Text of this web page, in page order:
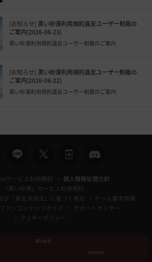
[お知らせ] 黒い砂漠利用規約違反ユーザー制裁の
ご案内(2026-06-23)
黒い砂漠利用規約違反ユーザー制裁のご案内
[お知らせ] 黒い砂漠利用規約違反ユーザー制裁の
ご案内(2026-06-22)
黒い砂漠利用規約違反ユーザー制裁のご案内
サービス利用規約
個人情報処理方針
「黒い砂漠」サービス利用規約
び「資金決済法」に基づく表記
ゲーム基本情報
ファンコンテンツガイド
サポートセンター
クッキーポリシー
黒い砂漠
MMORPG